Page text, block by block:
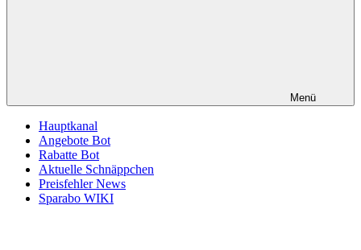
Menü
Hauptkanal
Angebote Bot
Rabatte Bot
Aktuelle Schnäppchen
Preisfehler News
Sparabo WIKI